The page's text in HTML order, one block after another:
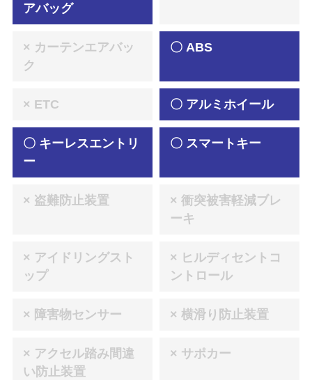
アバッグ
× カーテンエアバッ
ク
〇 ABS
× ETC 〇 アルミホイール
〇 キーレスエントリ
ー
〇 スマートキー
× 盗難防止装置
× 衝突被害軽減ブレ
ーキ
× アイドリングスト
ップ
× ヒルディセントコ
ントロール
× 障害物センサー × 横滑り防止装置
× アクセル踏み間違
い防止装置
× サポカー